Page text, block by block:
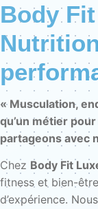
Body
« Musculation,
qu’un métier
partageons avec
Chez Body Fit
fitness et bien-
d’expérience.